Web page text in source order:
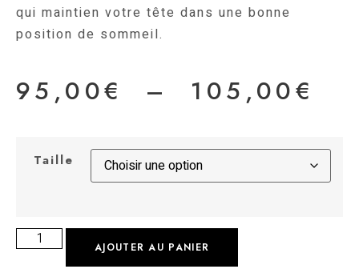
qui maintien votre tête dans une bonne
position de sommeil.
95,00€ – 105,00€
Taille
AJOUTER AU PANIER